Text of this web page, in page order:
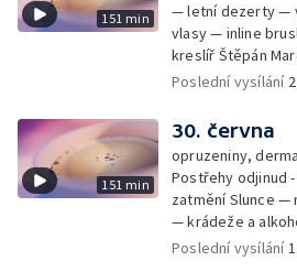
151 min
— letní dezerty —
vlasy — inline
kreslíř Štěpán
Poslední vysílání
151 min
30. června
opruzeniny,
Postřehy odjinud
zatmění Slunce —
— krádeže a
Cmorik
Poslední vysílání